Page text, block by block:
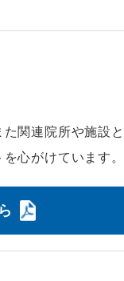
関連院所や施設と
心がけています。